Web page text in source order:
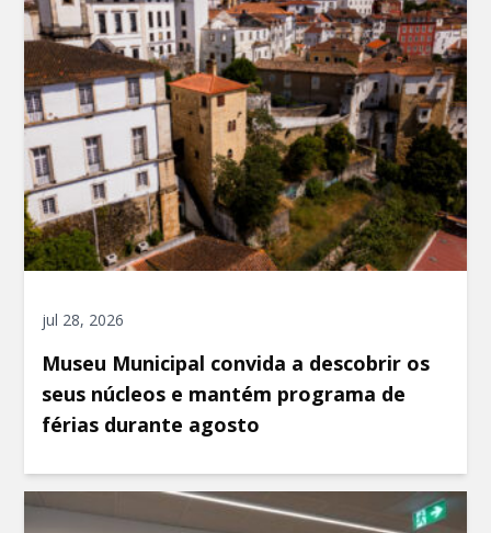
jul 28, 2026
Museu Municipal convida a descobrir os
seus núcleos e mantém programa de
férias durante agosto